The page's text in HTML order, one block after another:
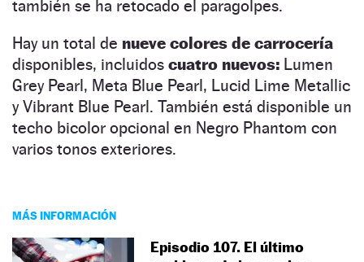
también se ha retocado el paragolpes.
Hay un total de nueve colores de carrocería
disponibles, incluidos cuatro nuevos: Lumen
Grey Pearl, Meta Blue Pearl, Lucid Lime Metallic
y Vibrant Blue Pearl. También está disponible un
techo bicolor opcional en Negro Phantom con
varios tonos exteriores.
MÁS INFORMACIÓN
Episodio 107. El último